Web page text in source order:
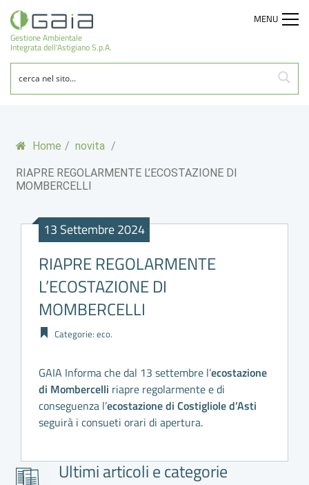
Gestione Ambientale
Integrata dell'Astigiano S.p.A.
MENU
Home / novita /
RIAPRE REGOLARMENTE L’ECOSTAZIONE DI
MOMBERCELLI
13 Settembre 2024
RIAPRE REGOLARMENTE
L’ECOSTAZIONE DI
MOMBERCELLI
Categorie: eco.
GAIA Informa che dal 13 settembre l’ecostazione
di Mombercelli riapre regolarmente e di
conseguenza l’ecostazione di Costigliole d’Asti
seguirà i consueti orari di apertura.
Ultimi articoli e categorie